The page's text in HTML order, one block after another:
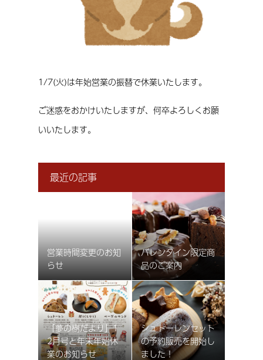
1/7(火)は年始営業の振替で休業いたします。
ご迷惑をおかけいたしますが、何卒よろしくお願
いいたします。
最近の記事
営業時間変更のお知
らせ
2026.2.2
バレンタイン限定商
品のご案内
2026.1.23
「夢の樹だより」1
2月号と年末年始休
業のお知らせ
シュトーレンセット
の予約販売を開始し
ました！